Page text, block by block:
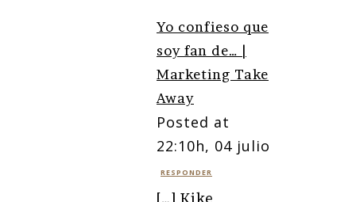
Yo confieso que
soy fan de… |
Marketing Take
Away
Posted at
22:10h, 04 julio
RESPONDER
[…] Kike